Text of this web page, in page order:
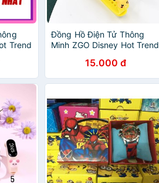
Trend
Đồng Hồ Điện Tử Thông
Minh ZGO Disney Hot Trend
15.000 đ